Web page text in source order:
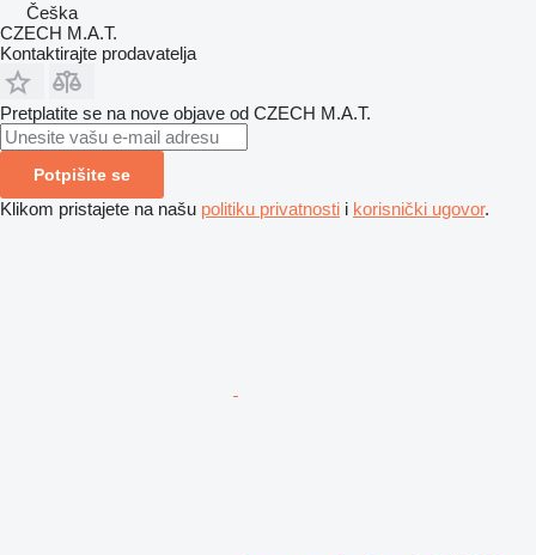
Češka
CZECH M.A.T.
Kontaktirajte prodavatelja
Pretplatite se na nove objave od CZECH M.A.T.
Potpišite se
Klikom pristajete na našu politiku privatnosti i korisnički ugovor.